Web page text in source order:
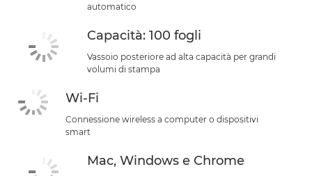
automatico
Capacità: 100 fogli
Vassoio posteriore ad alta capacità per grandi
volumi di stampa
Wi-Fi
Connessione wireless a computer o dispositivi
smart
Mac, Windows e Chrome